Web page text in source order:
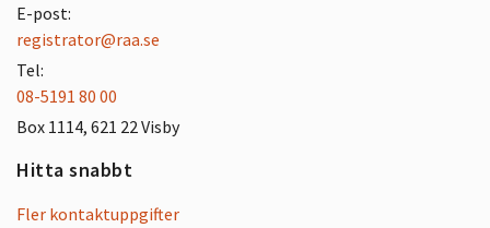
E-post:
registrator@raa.se
Tel:
08-5191 80 00
Box 1114, 621 22 Visby
Hitta snabbt
Fler kontaktuppgifter